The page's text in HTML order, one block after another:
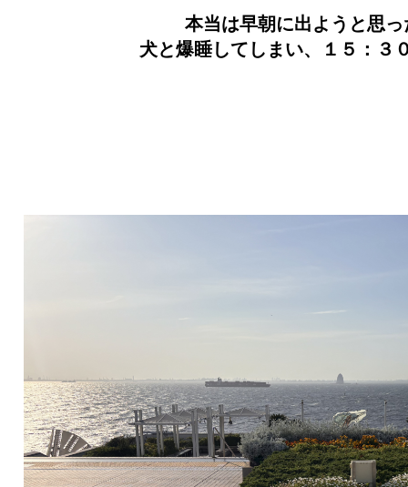
本当は早朝に出ようと思
犬と爆睡してしまい、１５：３